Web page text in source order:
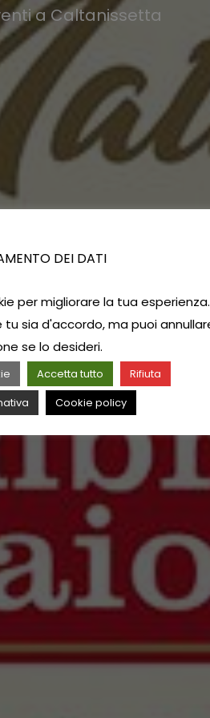
a Caltanissetta
DEI DATI
per migliorare la tua esperienza.
sia d'accordo, ma puoi
se lo desideri.
Accetta tutto
Rifiuta
Cookie policy